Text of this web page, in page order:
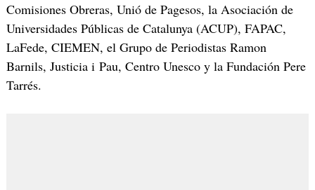
Comisiones Obreras, Unió de Pagesos, la Asociación de
Universidades Públicas de Catalunya (ACUP), FAPAC,
LaFede, CIEMEN, el Grupo de Periodistas Ramon
Barnils, Justicia i Pau, Centro Unesco y la Fundación Pere
Tarrés.